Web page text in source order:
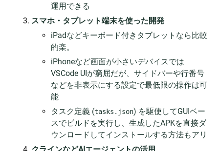
運用できる
スマホ・タブレット端末を使った開発
iPadなどキーボード付きタブレットなら比較
的楽。
iPhoneなど画面が小さいデバイスでは
VSCode UIが窮屈だが、サイドバーや行番号
などを非表示にする設定で最低限の操作は可
能
タスク定義 (tasks.json) を駆使してGUIベー
スでビルドを実行し、生成したAPKを直接ダ
ウンロードしてインストールする方法もアリ